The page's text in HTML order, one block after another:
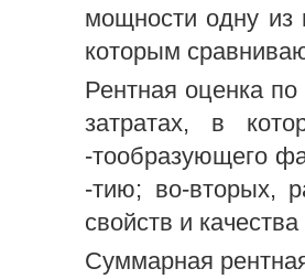
мощности одну из
которым
Рентная оценка
затратах, в
-тообразующего
-тию; во-вторых,
свойств и качества
Суммарная